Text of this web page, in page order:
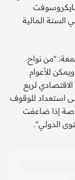
مليار دولار في السنة المالية
"من نواح
للأعوام
لربع
استعداد للوقوف
إذا ضاعفت
الدولي".